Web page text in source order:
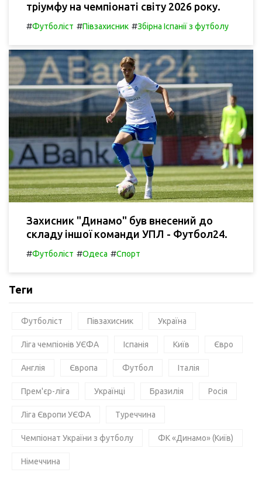
тріумфу на чемпіонаті світу 2026 року.
#Футболіст #Півзахисник #Збірна Іспанії з футболу
Захисник "Динамо" був внесений до
складу іншої команди УПЛ - Футбол24.
#Футболіст #Одеса #Спорт
Теги
Футболіст Півзахисник Україна
Ліга чемпіонів УЄФА Іспанія Київ Євро
Англія Європа Футбол Італія
Прем'єр-ліга Українці Бразилія Росія
Ліга Європи УЄФА Туреччина
Чемпіонат України з футболу ФК «Динамо» (Київ)
Німеччина